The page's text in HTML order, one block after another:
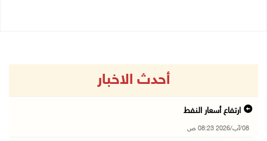
أحدث الاخبار
ارتفاع أسعار النفط
08/آب/2026 08:23 ص